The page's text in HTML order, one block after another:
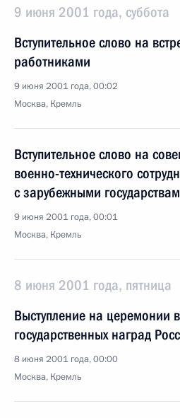
9 июня 2001 года, суббота
Вступительное слово на
работниками
9 июня 2001 года, 00:02
Москва, Кремль
Вступительное слово на
военно-технического
с зарубежными
9 июня 2001 года, 00:01
Москва, Кремль
8 июня 2001 года, пятница
Выступление на церемонии
государственных наград
8 июня 2001 года, 00:00
Москва, Кремль